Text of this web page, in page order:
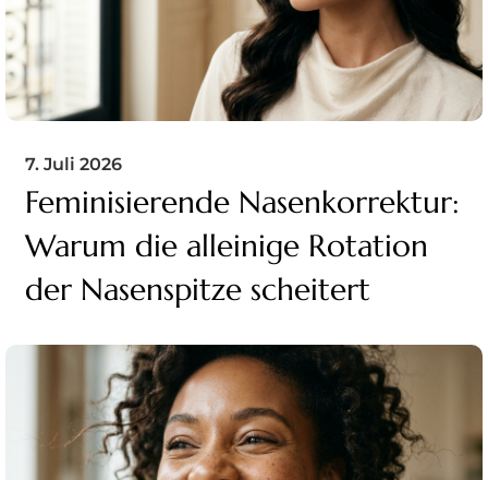
7. Juli 2026
Feminisierende Nasenkorrektur:
Warum die alleinige Rotation
der Nasenspitze scheitert